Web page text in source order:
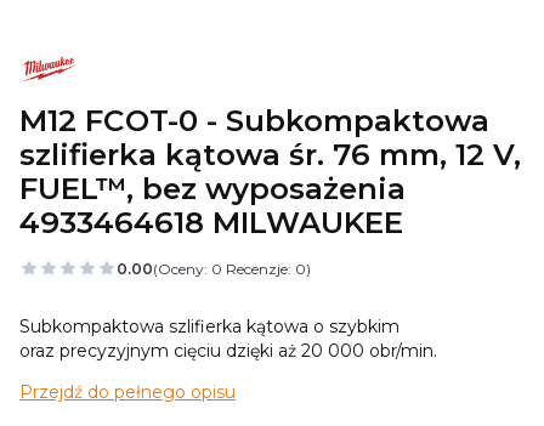
M12 FCOT-0 - Subkompaktowa
szlifierka kątowa śr. 76 mm, 12 V,
FUEL™, bez wyposażenia
4933464618 MILWAUKEE
0.00(Oceny: 0 Recenzje: 0)
Subkompaktowa szlifierka kątowa o szybkim
oraz precyzyjnym cięciu dzięki aż 20 000 obr/min.
Przejdź do pełnego opisu